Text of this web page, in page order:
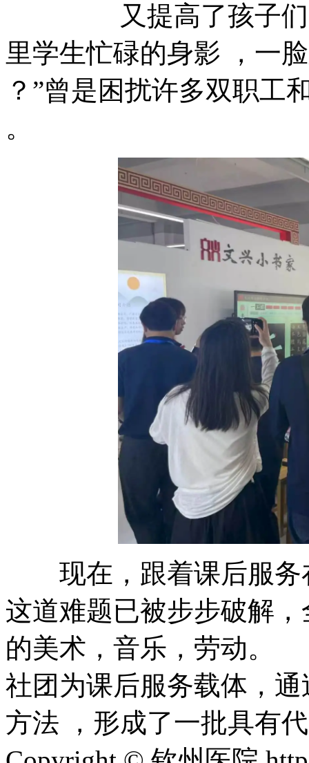
又提高了孩子们的归
里学生忙碌的身影 ，一脸
？”曾是困扰许多双职
。
现在，跟着课后服
这道难题已被步步破解
的美术，音乐，
社团为课后服务载体，
方法 ，形成了一批具有代